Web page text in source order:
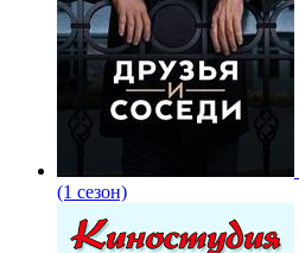
(1 сезон)